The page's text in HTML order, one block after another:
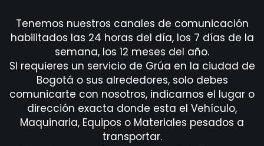
Tenemos nuestros canales de comunicación
habilitados las 24 horas del día, los 7 días de la
semana, los 12 meses del año.
SI requieres un servicio de Grúa en la ciudad de
Bogotá o sus alrededores, solo debes
comunicarte con nosotros, indicarnos el lugar o
dirección exacta donde esta el Vehículo,
Maquinaria, Equipos o Materiales pesados a
transportar.